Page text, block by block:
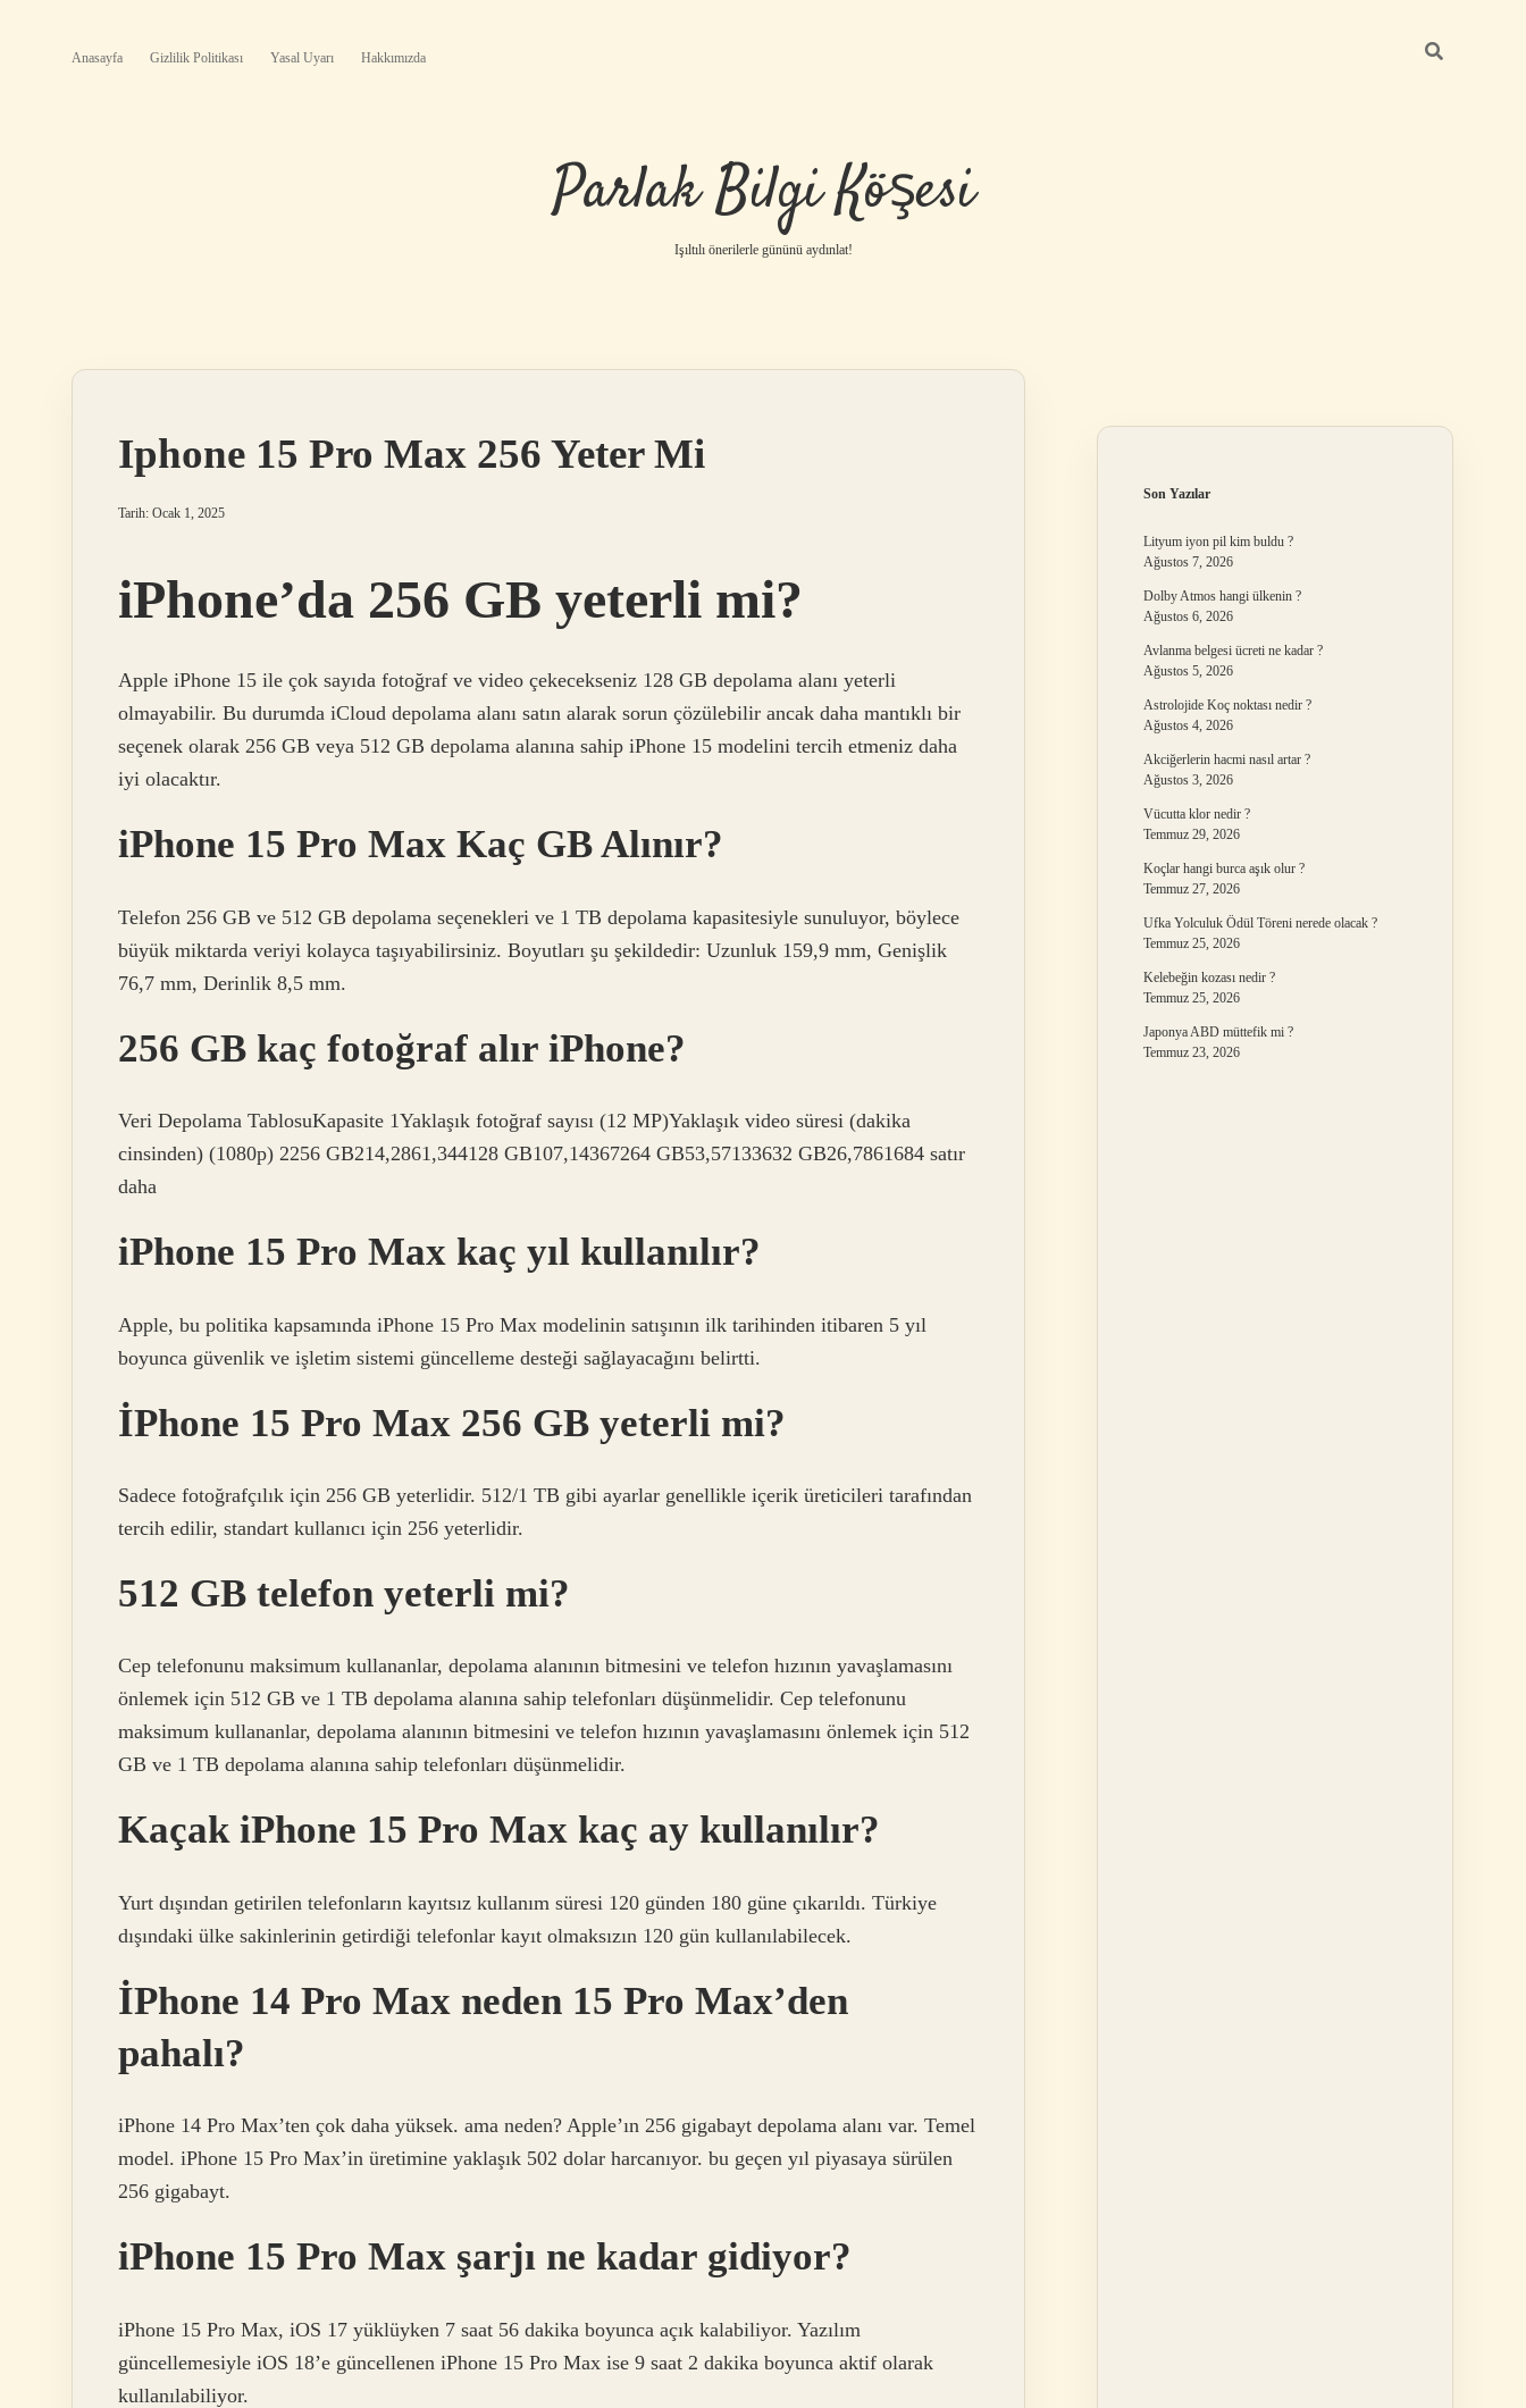
Anasayfa Gizlilik Politikası Yasal Uyarı Hakkımızda
Parlak Bilgi Köşesi
Işıltılı önerilerle gününü aydınlat!
Iphone 15 Pro Max 256 Yeter Mi
Tarih: Ocak 1, 2025
iPhone’da 256 GB yeterli mi?
Apple iPhone 15 ile çok sayıda fotoğraf ve video çekecekseniz 128 GB depolama alanı yeterli
olmayabilir. Bu durumda iCloud depolama alanı satın alarak sorun çözülebilir ancak daha mantıklı bir
seçenek olarak 256 GB veya 512 GB depolama alanına sahip iPhone 15 modelini tercih etmeniz daha
iyi olacaktır.
iPhone 15 Pro Max Kaç GB Alınır?
Telefon 256 GB ve 512 GB depolama seçenekleri ve 1 TB depolama kapasitesiyle sunuluyor, böylece
büyük miktarda veriyi kolayca taşıyabilirsiniz. Boyutları şu şekildedir: Uzunluk 159,9 mm, Genişlik
76,7 mm, Derinlik 8,5 mm.
256 GB kaç fotoğraf alır iPhone?
Veri Depolama TablosuKapasite 1Yaklaşık fotoğraf sayısı (12 MP)Yaklaşık video süresi (dakika
cinsinden) (1080p) 2256 GB214,2861,344128 GB107,14367264 GB53,57133632 GB26,7861684 satır
daha
iPhone 15 Pro Max kaç yıl kullanılır?
Apple, bu politika kapsamında iPhone 15 Pro Max modelinin satışının ilk tarihinden itibaren 5 yıl
boyunca güvenlik ve işletim sistemi güncelleme desteği sağlayacağını belirtti.
İPhone 15 Pro Max 256 GB yeterli mi?
Sadece fotoğrafçılık için 256 GB yeterlidir. 512/1 TB gibi ayarlar genellikle içerik üreticileri tarafından
tercih edilir, standart kullanıcı için 256 yeterlidir.
512 GB telefon yeterli mi?
Cep telefonunu maksimum kullananlar, depolama alanının bitmesini ve telefon hızının yavaşlamasını
önlemek için 512 GB ve 1 TB depolama alanına sahip telefonları düşünmelidir. Cep telefonunu
maksimum kullananlar, depolama alanının bitmesini ve telefon hızının yavaşlamasını önlemek için 512
GB ve 1 TB depolama alanına sahip telefonları düşünmelidir.
Kaçak iPhone 15 Pro Max kaç ay kullanılır?
Yurt dışından getirilen telefonların kayıtsız kullanım süresi 120 günden 180 güne çıkarıldı. Türkiye
dışındaki ülke sakinlerinin getirdiği telefonlar kayıt olmaksızın 120 gün kullanılabilecek.
İPhone 14 Pro Max neden 15 Pro Max’den
pahalı?
iPhone 14 Pro Max’ten çok daha yüksek. ama neden? Apple’ın 256 gigabayt depolama alanı var. Temel
model. iPhone 15 Pro Max’in üretimine yaklaşık 502 dolar harcanıyor. bu geçen yıl piyasaya sürülen
256 gigabayt.
iPhone 15 Pro Max şarjı ne kadar gidiyor?
iPhone 15 Pro Max, iOS 17 yüklüyken 7 saat 56 dakika boyunca açık kalabiliyor. Yazılım
güncellemesiyle iOS 18’e güncellenen iPhone 15 Pro Max ise 9 saat 2 dakika boyunca aktif olarak
kullanılabiliyor.
Son Yazılar
Lityum iyon pil kim buldu ?
Ağustos 7, 2026
Dolby Atmos hangi ülkenin ?
Ağustos 6, 2026
Avlanma belgesi ücreti ne kadar ?
Ağustos 5, 2026
Astrolojide Koç noktası nedir ?
Ağustos 4, 2026
Akciğerlerin hacmi nasıl artar ?
Ağustos 3, 2026
Vücutta klor nedir ?
Temmuz 29, 2026
Koçlar hangi burca aşık olur ?
Temmuz 27, 2026
Ufka Yolculuk Ödül Töreni nerede olacak ?
Temmuz 25, 2026
Kelebeğin kozası nedir ?
Temmuz 25, 2026
Japonya ABD müttefik mi ?
Temmuz 23, 2026